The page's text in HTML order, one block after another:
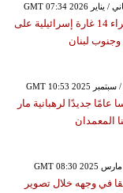
قتيلان ومصابون جراء 14 غارة إسرائيلية على
لبنان
عامًا جديدًا لرهبانية مار
المعمدان
في وجهه خلال تصوير